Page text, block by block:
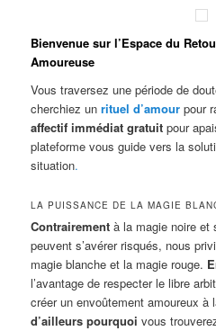
Bienvenue sur l’Espace du
Amoureuse
Vous traversez une période de
cherchiez unrituel d’amour pour
affectif immédiat gratuit pour
plateforme vous guide vers la
situation.
LA PUISSANCE DE LA MAGIE
Contrairement à la magie noire et
peuvent s’avérer risqués, nous
magie blanche et la magie rouge.
l’avantage de respecter le libre
créer un envoûtement amoureux
d’ailleurs pourquoi vous